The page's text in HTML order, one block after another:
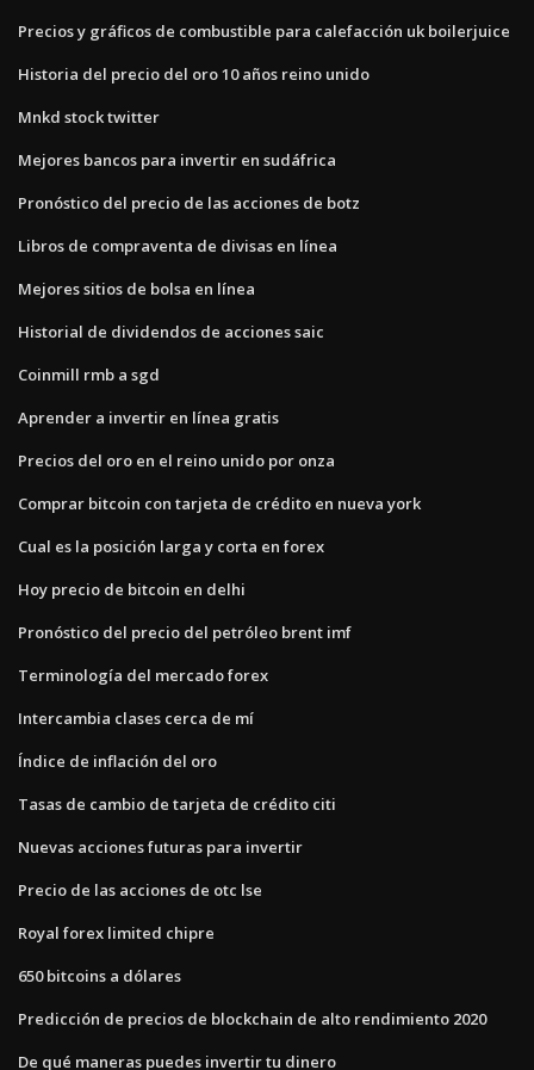
Precios y gráficos de combustible para calefacción uk boilerjuice
Historia del precio del oro 10 años reino unido
Mnkd stock twitter
Mejores bancos para invertir en sudáfrica
Pronóstico del precio de las acciones de botz
Libros de compraventa de divisas en línea
Mejores sitios de bolsa en línea
Historial de dividendos de acciones saic
Coinmill rmb a sgd
Aprender a invertir en línea gratis
Precios del oro en el reino unido por onza
Comprar bitcoin con tarjeta de crédito en nueva york
Cual es la posición larga y corta en forex
Hoy precio de bitcoin en delhi
Pronóstico del precio del petróleo brent imf
Terminología del mercado forex
Intercambia clases cerca de mí
Índice de inflación del oro
Tasas de cambio de tarjeta de crédito citi
Nuevas acciones futuras para invertir
Precio de las acciones de otc lse
Royal forex limited chipre
650 bitcoins a dólares
Predicción de precios de blockchain de alto rendimiento 2020
De qué maneras puedes invertir tu dinero